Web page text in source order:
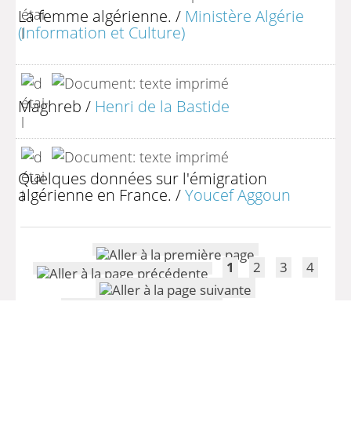
La femme algérienne. / Ministère Algérie
(Information et Culture)
Maghreb / Henri de la Bastide
Quelques données sur l'émigration
algérienne en France. /Youcef Aggoun
1 2 3 4